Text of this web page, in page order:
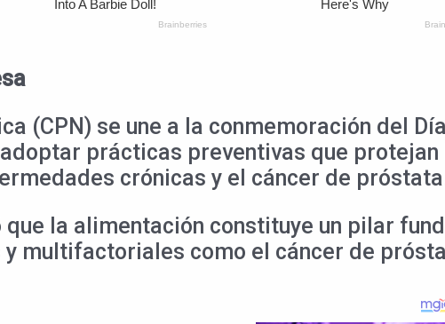
(CPN) se une a la conmemoración del
prácticas preventivas que protejan
crónicas y el cáncer de
la alimentación constituye un pilar
multifactoriales como el cáncer de